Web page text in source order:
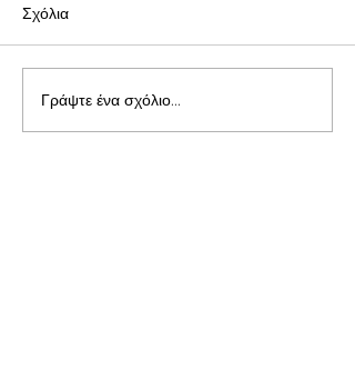
Σχόλια
Γράψτε ένα σχόλιο...